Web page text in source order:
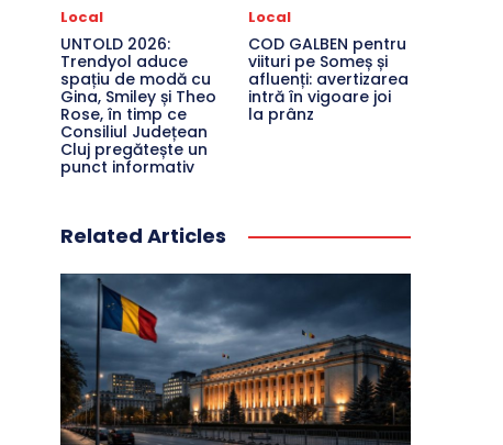
Local
UNTOLD 2026:
Trendyol aduce
spațiu de modă cu
Gina, Smiley și Theo
Rose, în timp ce
Consiliul Județean
Cluj pregătește un
punct informativ
Local
COD GALBEN pentru
viituri pe Someș și
afluenți: avertizarea
intră în vigoare joi
la prânz
Related Articles